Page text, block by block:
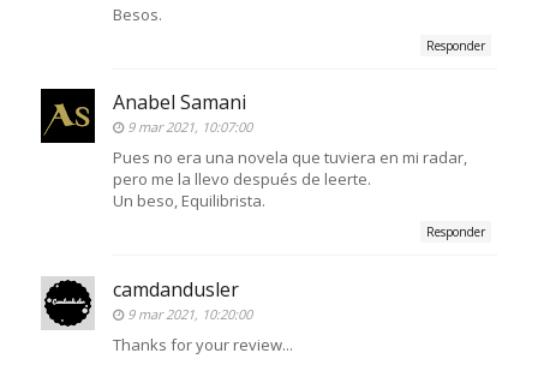
Besos.
Responder
Anabel Samani
9 mar 2021, 10:07:00
Pues no era una novela que tuviera en mi radar,
pero me la llevo después de leerte.
Un beso, Equilibrista.
Responder
camdandusler
9 mar 2021, 10:20:00
Thanks for your review...